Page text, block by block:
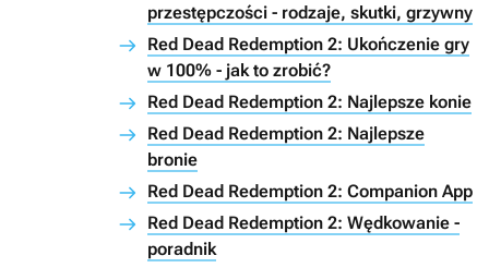
przestępczości - rodzaje, skutki, grzywny
Red Dead Redemption 2: Ukończenie gry
w 100% - jak to zrobić?
Red Dead Redemption 2: Najlepsze konie
Red Dead Redemption 2: Najlepsze
bronie
Red Dead Redemption 2: Companion App
Red Dead Redemption 2: Wędkowanie -
poradnik